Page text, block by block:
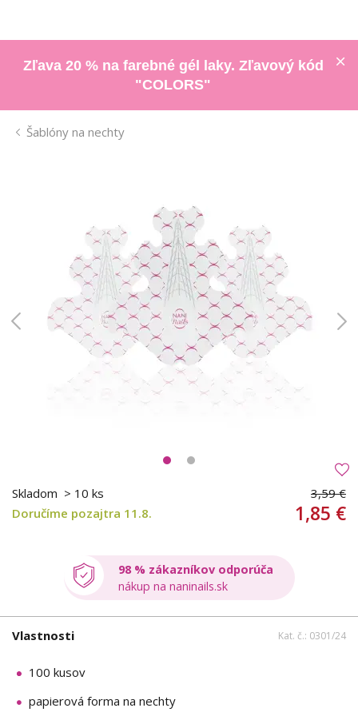
Zľava 20 % na farebné gél laky. Zľavový kód
"COLORS"
Šablóny na nechty
Skladom > 10 ks
Doručíme pozajtra 11.8.
3,59 €
1,85 €
98 % zákazníkov odporúča
nákup na naninails.sk
Vlastnosti Kat. č.: 0301/24
100 kusov
papierová forma na nechty